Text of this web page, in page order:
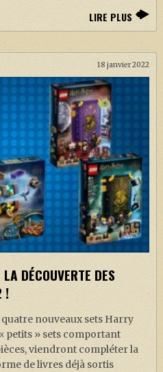
LIRE PLUS
18 janvier 2022
DÉCOUVERTE DES
!
nouveaux sets Harry
petits » sets comportant
viendront compléter la
de livres déjà sortis